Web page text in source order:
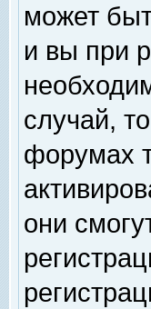
может
и вы при
случай,
форумах
они